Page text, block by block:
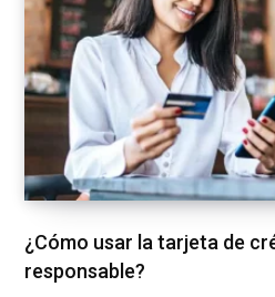
¿Cómo usar la tarjeta de
responsable?